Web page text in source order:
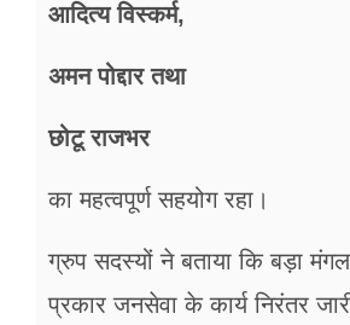
आदित्य विस्कर्म,
अमन पोद्दार तथा
छोटू राजभर
का महत्वपूर्ण सहयोग रहा।
ग्रुप सदस्यों ने बताया कि बड़ा
प्रकार जनसेवा के कार्य निरंतर